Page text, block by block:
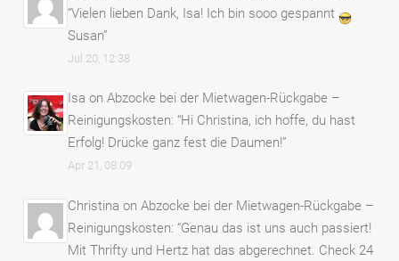
“Vielen lieben Dank, Isa! Ich bin sooo gespannt
Susan”
Jul 20, 12:38
Isa onAbzocke bei der Mietwagen-Rückgabe –
Reinigungskosten: “Hi Christina, ich hoffe, du hast
Erfolg! Drücke ganz fest die Daumen!”
Apr 21, 08:09
Christina onAbzocke bei der Mietwagen-Rückgabe –
Reinigungskosten: “Genau das ist uns auch passiert!
Mit Thrifty und Hertz hat das abgerechnet. Check 24